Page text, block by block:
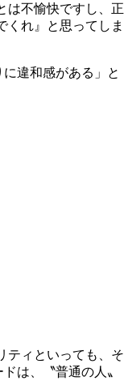
は不愉快ですし、正
くれ』と思ってしま
違和感がある」と
ティといっても、そ
は、〝普通の人〟